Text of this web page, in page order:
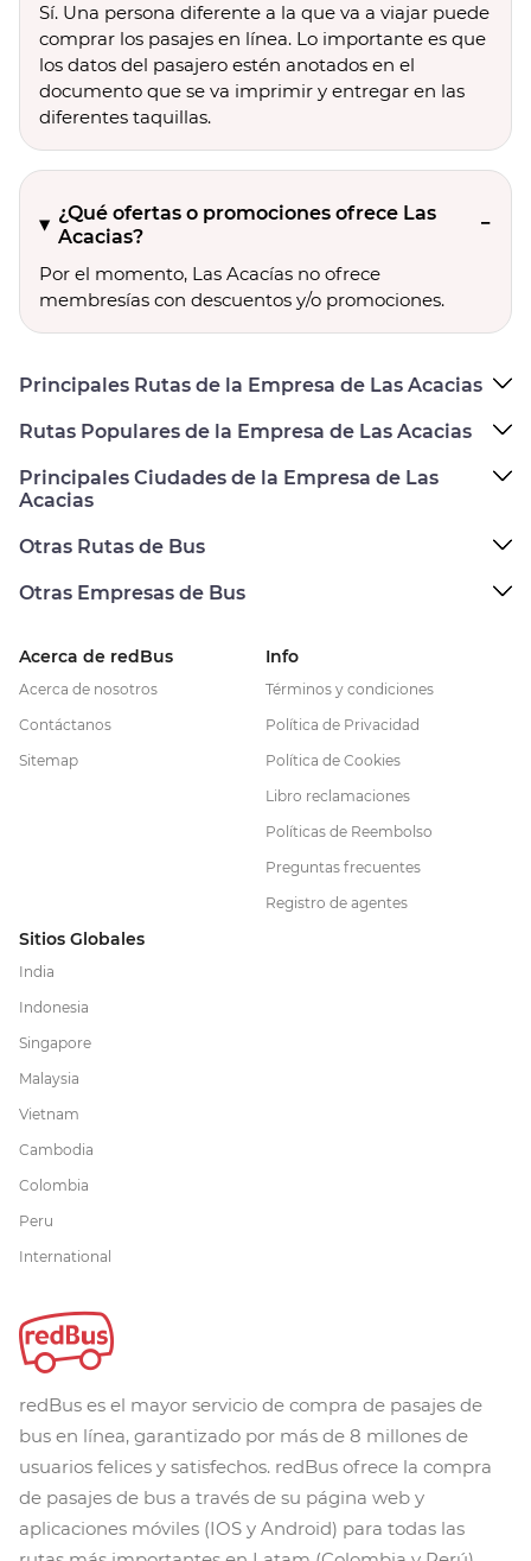
Sí. Una persona diferente a la que va a viajar puede
comprar los pasajes en línea. Lo importante es que
los datos del pasajero estén anotados en el
documento que se va imprimir y entregar en las
diferentes taquillas.
¿Qué ofertas o promociones ofrece Las
Acacias?
Por el momento, Las Acacías no ofrece
membresías con descuentos y/o promociones.
Principales Rutas de la Empresa de Las Acacias
Rutas Populares de la Empresa de Las Acacias
Principales Ciudades de la Empresa de Las
Acacias
Otras Rutas de Bus
Otras Empresas de Bus
Acerca de redBus
Acerca de nosotros
Contáctanos
Sitemap
Info
Términos y condiciones
Política de Privacidad
Política de Cookies
Libro reclamaciones
Políticas de Reembolso
Preguntas frecuentes
Registro de agentes
Sitios Globales
India
Indonesia
Singapore
Malaysia
Vietnam
Cambodia
Colombia
Peru
International
redBus es el mayor servicio de compra de pasajes de
bus en línea, garantizado por más de 8 millones de
usuarios felices y satisfechos. redBus ofrece la compra
de pasajes de bus a través de su página web y
aplicaciones móviles (IOS y Android) para todas las